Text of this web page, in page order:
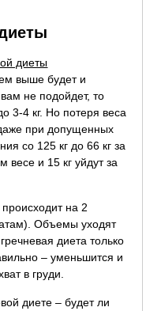
диеты
выше будет и
не подойдет, то
3-4 кг. Но потеря веса
при допущенных
со 125 кг до 66 кг за
и 15 кг уйдут за
на 2
Объемы уходят
диета только
– уменьшится и
в груди.
диете – будет ли